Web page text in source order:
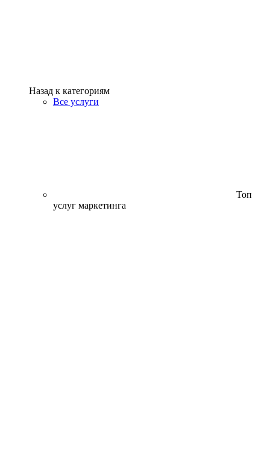
Назад к категориям
Все услуги
Топ
услуг маркетинга